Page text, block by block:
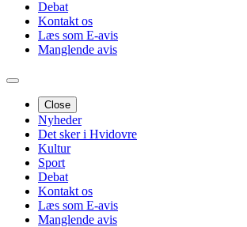
Debat
Kontakt os
Læs som E-avis
Manglende avis
Close
Nyheder
Det sker i Hvidovre
Kultur
Sport
Debat
Kontakt os
Læs som E-avis
Manglende avis